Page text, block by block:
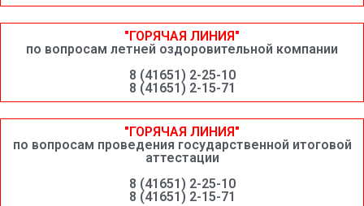
"ГОРЯЧАЯ ЛИНИЯ"
по вопросам летней оздоровительной компании
8 (41651) 2-25-10
8 (41651) 2-15-71
"ГОРЯЧАЯ ЛИНИЯ"
по вопросам проведения государственной итоговой
аттестации
8 (41651) 2-25-10
8 (41651) 2-15-71